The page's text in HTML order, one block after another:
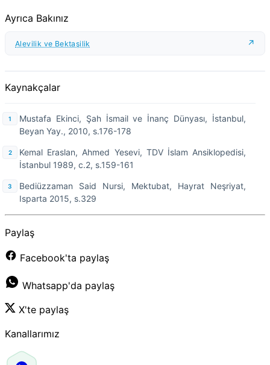
Ayrıca Bakınız
Alevilik ve Bektaşilik
Kaynakçalar
Mustafa Ekinci, Şah İsmail ve İnanç Dünyası, İstanbul,
Beyan Yay., 2010, s.176-178
Kemal Eraslan, Ahmed Yesevi, TDV İslam Ansiklopedisi,
İstanbul 1989, c.2, s.159-161
Bediüzzaman Said Nursi, Mektubat, Hayrat Neşriyat,
Isparta 2015, s.329
Paylaş
Facebook'ta paylaş
Whatsapp'da paylaş
X'te paylaş
Kanallarımız